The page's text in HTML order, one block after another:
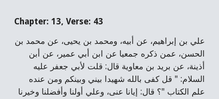
Chapter: 13, Verse: 43
علي بن إبراهيم، عن أبيه، ومحمد بن يحيى، عن محمد بن
الحسن، عمن ذكره جمعيا عن ابن أبي عمير، عن أبن
أذينة، عن بريد بن معاوية قال: قلت لأبي جعفر عليه
السلام: " قل كفى بالله شهيدا بيني وبينكم ومن عنده
علم الكتاب "؟ قال: إيانا عنى، وعلي أولنا وأفضلنا وخيرنا